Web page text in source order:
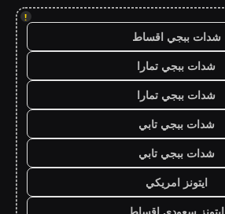
!
شدات ببجي اقساط
شدات ببجي تمارا
شدات ببجي تمارا
شدات ببجي تابي
شدات ببجي تابي
ايتونز امريكي